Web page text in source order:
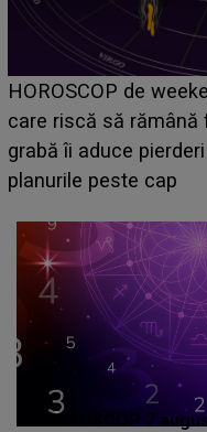
în
Emanuel a
acum! În fața
face o
sa: "I-am
HOROSCOP 7